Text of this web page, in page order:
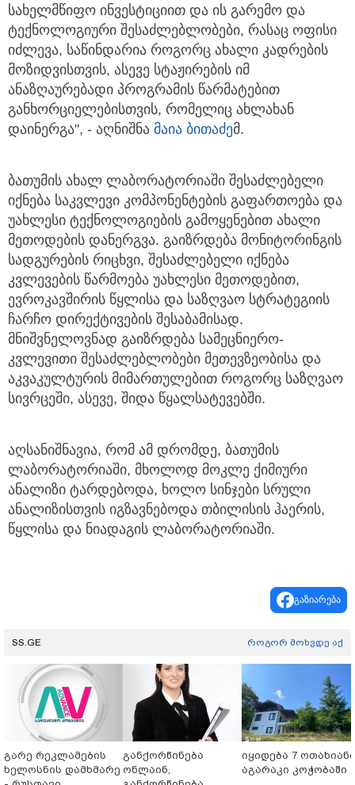
სახელმწიფო ინვესტიციით და ის გარემო და
ტექნოლოგიური შესაძლებლობები, რასაც ოფისი
იძლევა, საწინდარია როგორც ახალი კადრების
მოზიდვისთვის, ასევე სტაჟირების იმ
ანაზღაურებადი პროგრამის წარმატებით
განხორციელებისთვის, რომელიც ახლახან
დაინერგა", - აღნიშნა მაია ბითაძემ.
ბათუმის ახალ ლაბორატორიაში შესაძლებელი
იქნება საკვლევი კომპონენტების გაფართოება და
უახლესი ტექნოლოგიების გამოყენებით ახალი
მეთოდების დანერგვა. გაიზრდება მონიტორინგის
სადგურების რიცხვი, შესაძლებელი იქნება
კვლევების წარმოება უახლესი მეთოდებით,
ევროკავშირის წყლისა და საზღვაო სტრატეგიის
ჩარჩო დირექტივების შესაბამისად.
მნიშვნელოვნად გაიზრდება სამეცნიერო-
კვლევითი შესაძლებლობები მეთევზეობისა და
აკვაკულტურის მიმართულებით როგორც საზღვაო
სივრცეში, ასევე, შიდა წყალსატევებში.
აღსანიშნავია, რომ ამ დრომდე, ბათუმის
ლაბორატორიაში, მხოლოდ მოკლე ქიმიური
ანალიზი ტარდებოდა, ხოლო სინჯები სრული
ანალიზისთვის იგზავნებოდა თბილისის ჰაერის,
წყლისა და ნიადაგის ლაბორატორიაში.
გაზიარება
SS.GE როგორ მოხვდე აქ
გარე რეკლამების
ხელოსნის დამხმარე
განქორწინება
ონლაინ,
იყიდება 7 ოთახიანი
აგარაკი კოჭობაში